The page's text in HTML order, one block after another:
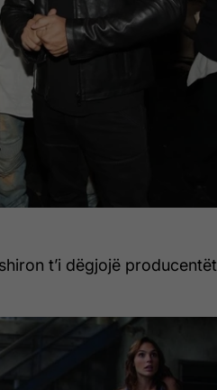
t’i dëgjojë producentët